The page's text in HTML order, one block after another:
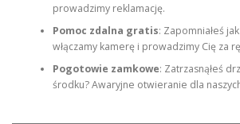
prowadzimy reklamację.
Pomoc zdalna gratis: Zapomniałeś
włączamy kamerę i prowadzimy Cię za
Pogotowie zamkowe: Zatrzasnąłeś
środku? Awaryjne otwieranie dla